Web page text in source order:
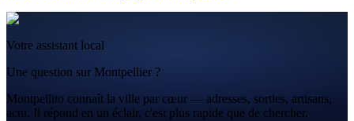
Votre assistant local
Une question sur Montpellier ?
Montpellito connaît la ville par cœur — adresses, sorties, artisans,
actu. Il répond en un éclair, c'est plus rapide que de chercher.